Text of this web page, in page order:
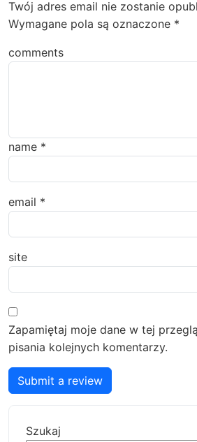
Twój adres email nie zostanie
Wymagane pola są oznaczone *
comments
name *
email *
site
Zapamiętaj moje dane w tej
pisania kolejnych komentarzy.
Submit a review
Szukaj